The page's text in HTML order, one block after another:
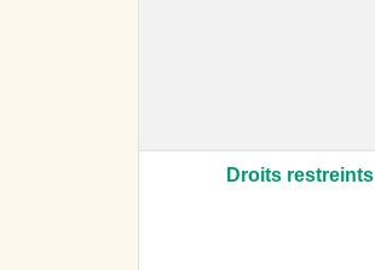
Droits restreints